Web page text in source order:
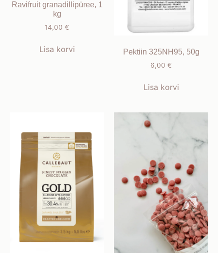
Ravifruit granadillipüree, 1
kg
14,00 €
Lisa korvi Pektiin 325NH95, 50g
6,00 €
Lisa korvi